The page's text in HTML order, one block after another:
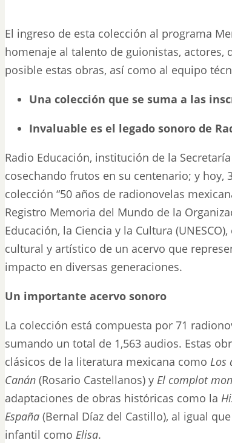
El ingreso de esta colección al programa
homenaje al talento de guionistas,
posible estas obras, así como al equipo
Una colección que se suma a las
Invaluable es el legado sonoro de
Radio Educación, institución de la
cosechando frutos en su centenario; y hoy,
colección “50 años de radionovelas
Registro Memoria del Mundo de la
Educación, la Ciencia y la Cultura
cultural y artístico de un acervo que
impacto en diversas generaciones.
Un importante acervo sonoro
La colección está compuesta por 71
sumando un total de 1,563 audios. Estas
clásicos de la literatura mexicana como Los
Canán (Rosario Castellanos) y El complot
adaptaciones de obras históricas como la
España (Bernal Díaz del Castillo), al igual
infantil como Elisa.